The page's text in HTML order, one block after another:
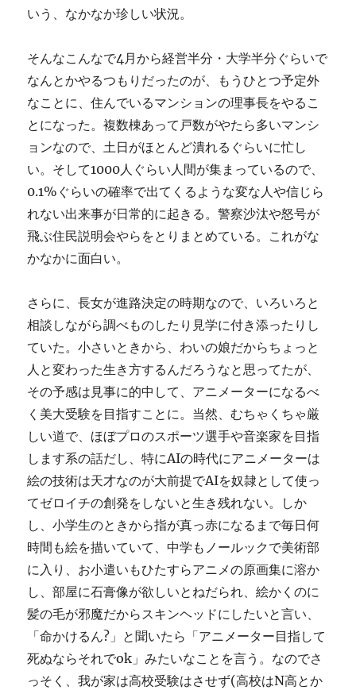
いう、なかなか珍しい状況。
そんなこんなで4月から経営半分・大学半分ぐらいで
なんとかやるつもりだったのが、もうひとつ予定外
なことに、住んでいるマンションの理事長をやるこ
とになった。複数棟あって戸数がやたら多いマンシ
ョンなので、土日がほとんど潰れるぐらいに忙し
い。そして1000人ぐらい人間が集まっているので、
0.1%ぐらいの確率で出てくるような変な人や信じら
れない出来事が日常的に起きる。警察沙汰や怒号が
飛ぶ住民説明会やらをとりまとめている。これがな
かなかに面白い。
さらに、長女が進路決定の時期なので、いろいろと
相談しながら調べものしたり見学に付き添ったりし
ていた。小さいときから、わいの娘だからちょっと
人と変わった生き方するんだろうなと思ってたが、
その予感は見事に的中して、アニメーターになるべ
く美大受験を目指すことに。当然、むちゃくちゃ厳
しい道で、ほぼプロのスポーツ選手や音楽家を目指
します系の話だし、特にAIの時代にアニメーターは
絵の技術は天才なのが大前提でAIを奴隷として使っ
てゼロイチの創発をしないと生き残れない。しか
し、小学生のときから指が真っ赤になるまで毎日何
時間も絵を描いていて、中学もノールックで美術部
に入り、お小遣いもひたすらアニメの原画集に溶か
し、部屋に石膏像が欲しいとねだられ、絵かくのに
髪の毛が邪魔だからスキンヘッドにしたいと言い、
「命かけるん?」と聞いたら「アニメーター目指して
死ぬならそれでok」みたいなことを言う。なのでさ
っそく、我が家は高校受験はさせず(高校はN高とか